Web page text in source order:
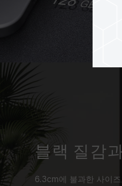
블랙 질감
6.3cm에 불과한 사이